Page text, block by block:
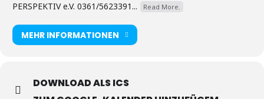
PERSPEKTIV e.V. 0361/5623391... Read More.
MEHR INFORMATIONEN
DOWNLOAD ALS ICS